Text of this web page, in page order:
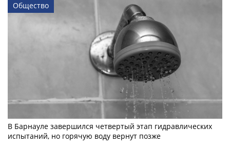
Общество
В Барнауле завершился четвертый этап гидравлических
испытаний, но горячую воду вернут позже